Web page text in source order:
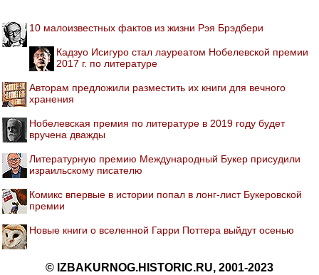
10 малоизвестных фактов из жизни Рэя Брэдбери
Кадзуо Исигуро стал лауреатом Нобелевской премии
2017 г. по литературе
Авторам предложили разместить их книги для вечного
хранения
Нобелевская премия по литературе в 2019 году будет
вручена дважды
Литературную премию Международный Букер присудили
израильскому писателю
Комикс впервые в истории попал в лонг-лист Букеровской
премии
Новые книги о вселенной Гарри Поттера выйдут осенью
© IZBAKURNOG.HISTORIC.RU, 2001-2023